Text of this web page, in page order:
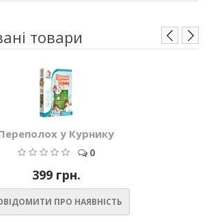
товари
у Курнику
0
399 грн.
ПРО НАЯВНІСТЬ